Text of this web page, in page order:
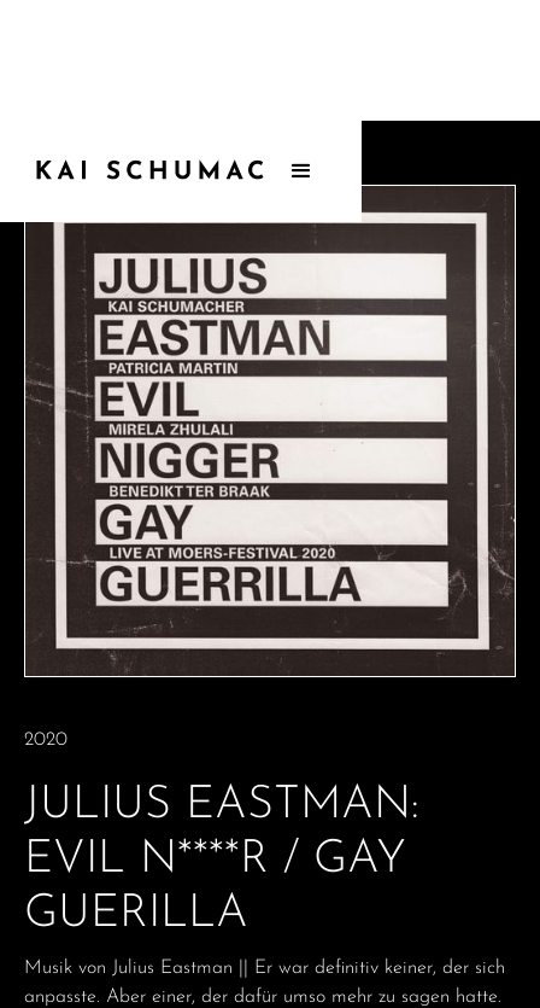
Zurück zur Übersicht
2020
JULIUS EASTMAN:
EVIL N****R / GAY
GUERILLA
Musik von Julius Eastman || Er war definitiv keiner, der sich
anpasste. Aber einer, der dafür umso mehr zu sagen hatte.